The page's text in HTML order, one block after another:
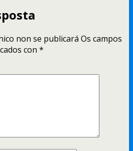
non se publicará Os campos
con *